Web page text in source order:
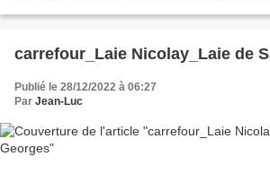
carrefour_Laie Nicolay_Laie de
Publié le 28/12/2022 à 06:27
Par Jean-Luc